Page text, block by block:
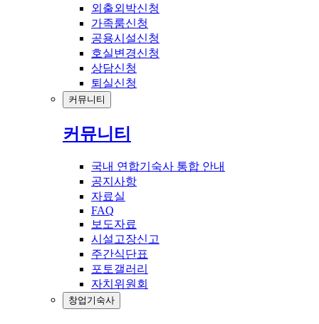
외출외박신청
가족룸신청
공용시설신청
호실변경신청
상담신청
퇴실신청
커뮤니티
커뮤니티
국내 연합기숙사 통합 안내
공지사항
자료실
FAQ
보도자료
시설고장신고
주간식단표
포토갤러리
자치위원회
창업기숙사